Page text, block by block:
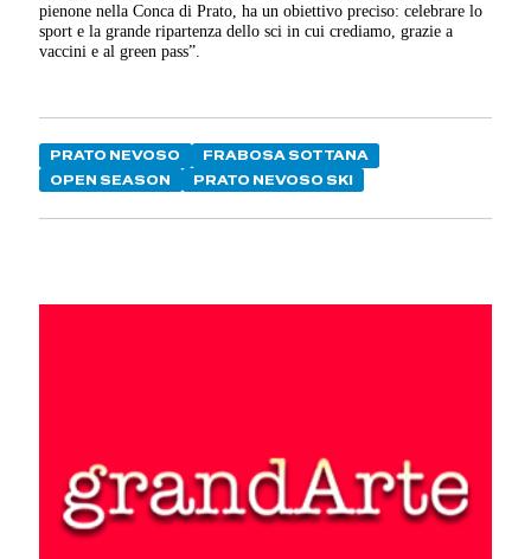
pienone nella Conca di Prato, ha un obiettivo preciso: celebrare lo
sport e la grande ripartenza dello sci in cui crediamo, grazie a
vaccini e al green pass”.
PRATO NEVOSO
FRABOSA SOTTANA
OPEN SEASON
PRATO NEVOSO SKI